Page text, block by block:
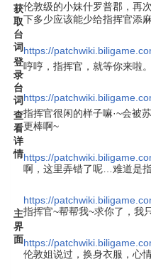
获
取
台
词
伦敦级的小妹什罗普郡，再
下多少应该能少给指挥官添
https://
登
录
台
词
哼哼，指挥官，就等你来啦
https://
查
看
详
情
指挥官很闲的样子嘛·~会被
更棒啊~
https://
主
界
面
啊，这里弄错了呢…难道是
https://
指挥官~帮帮我~求你了，
https://
伦敦姐说过，换身衣服，心